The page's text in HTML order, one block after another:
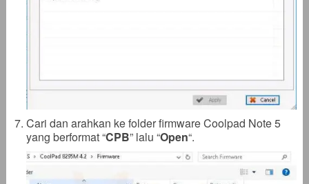
Cari dan arahkan ke folder firmware Coolpad Note 5
yang berformat “CPB” lalu “Open“.